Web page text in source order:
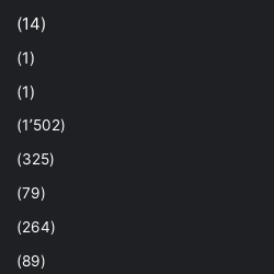
(14)
(1)
(1)
(1٬502)
(325)
(79)
(264)
(89)